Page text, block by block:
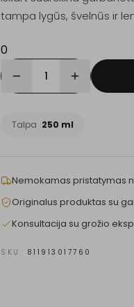
tampa lygūs, švelnūs ir
0
1
Talpa 250 ml
Nemokamas pristatymas
Originalus produktas su
Konsultacija su grožio
SKU: 811913017760